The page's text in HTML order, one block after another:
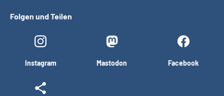
Folgen und Teilen
Instagram Mastodon Facebook